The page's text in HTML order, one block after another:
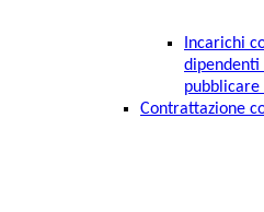
Incarichi
Contrattazione